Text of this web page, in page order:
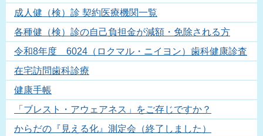
成人健（検）診 契約医療機関一覧
各種健（検）診の自己負担金が減額・免除される方
令和8年度 6024（ロクマル・ニイヨン）歯科健康診査
在宅訪問歯科診療
健康手帳
「ブレスト・アウェアネス」をご存じですか？
からだの『見える化』測定会（終了しました）